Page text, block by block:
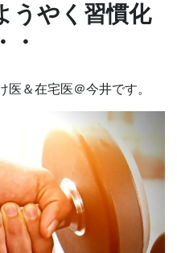
うやく習慣化
・
＆在宅医＠今井です。